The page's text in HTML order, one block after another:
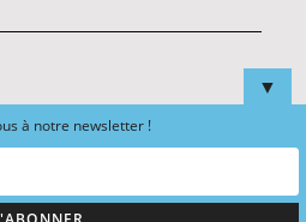
▼
à notre newsletter !